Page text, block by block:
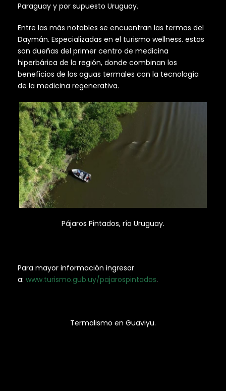
Paraguay y por supuesto Uruguay.
Entre las más notables se encuentran las termas del
Daymán. Especializadas en el turismo wellness. estas
son dueñas del primer centro de medicina
hiperbárica de la región, donde combinan los
beneficios de las aguas termales con la tecnología
de la medicina regenerativa.
Pájaros Pintados, río Uruguay.
Para mayor información ingresar
a: www.turismo.gub.uy/pajarospintados.
Termalismo en Guaviyu.